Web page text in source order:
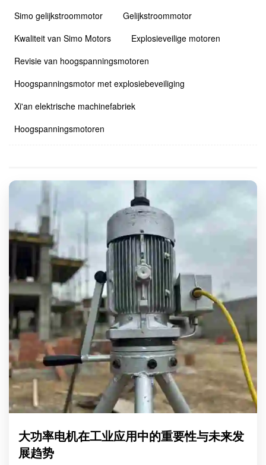
Simo gelijkstroommotor
Gelijkstroommotor
Kwaliteit van Simo Motors
Explosieveilige motoren
Revisie van hoogspanningsmotoren
Hoogspanningsmotor met explosiebeveiliging
Xi'an elektrische machinefabriek
Hoogspanningsmotoren
大功率电机在工业应用中的重要性与未来发
展趋势